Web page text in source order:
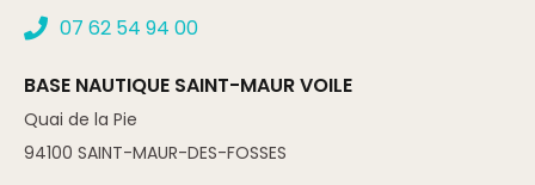
07 62 54 94 00
BASE NAUTIQUE SAINT-MAUR VOILE
Quai de la Pie
94100 SAINT-MAUR-DES-FOSSES